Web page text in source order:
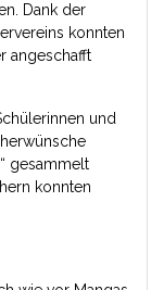
Dank der
konnten
angeschafft
und
gesammelt
konnten